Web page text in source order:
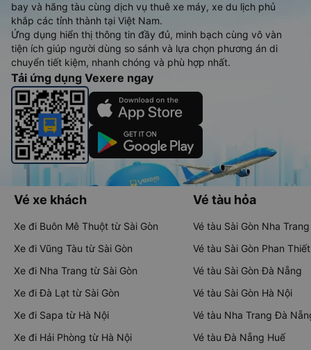
bay và hãng tàu cùng dịch vụ thuê xe máy, xe du lịch phủ
khắp các tỉnh thành tại Việt Nam.
Ứng dụng hiển thị thông tin đầy đủ, minh bạch cùng vô vàn
tiện ích giúp người dùng so sánh và lựa chọn phương án di
chuyển tiết kiệm, nhanh chóng và phù hợp nhất.
Tải ứng dụng Vexere ngay
Vé xe khách
Xe đi Buôn Mê Thuột từ Sài Gòn
Xe đi Vũng Tàu từ Sài Gòn
Xe đi Nha Trang từ Sài Gòn
Xe đi Đà Lạt từ Sài Gòn
Xe đi Sapa từ Hà Nội
Xe đi Hải Phòng từ Hà Nội
Vé tàu hỏa
Vé tàu Sài Gòn Nha Trang
Vé tàu Sài Gòn Phan Thiết
Vé tàu Sài Gòn Đà Nẵng
Vé tàu Sài Gòn Hà Nội
Vé tàu Nha Trang Đà
Vé tàu Đà Nẵng Huế